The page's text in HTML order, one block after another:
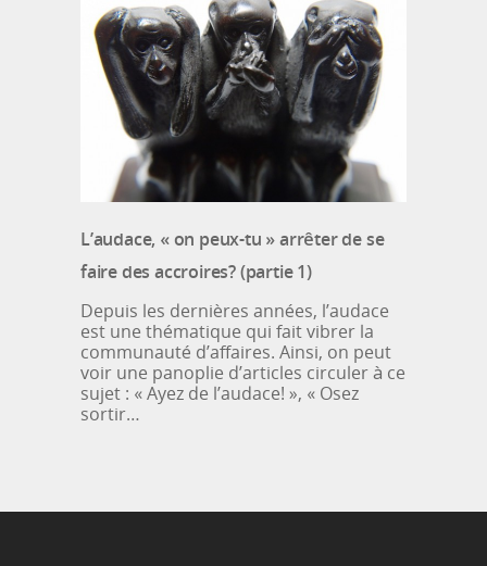
L’audace, « on peux-tu » arrêter de se
faire des accroires? (partie 1)
Depuis les dernières années, l’audace
est une thématique qui fait vibrer la
communauté d’affaires. Ainsi, on peut
voir une panoplie d’articles circuler à ce
sujet : « Ayez de l’audace! », « Osez
sortir…